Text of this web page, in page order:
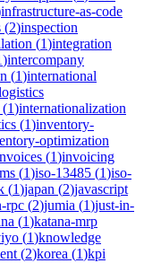
infrastructure-as-code
(2)inspection
(1)integration
)intercompany
(1)international
(1)internationalization
(1)inventory-
optimization
(1)invoicing
(1)iso-13485 (1)iso-
(1)japan (2)javascript
rpc (2)jumia (1)just-in-
(1)katana-mrp
(1)knowledge
(2)korea (1)kpi